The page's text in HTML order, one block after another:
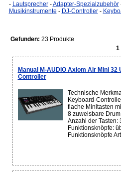
- Lautsprecher-Adapter-Spezialzubehör
Musikinstrumente - DJ-Controller-
Gefunden: 23 Produkte
1
Manual M-AUDIO Axiom Air Mini 32
Controller
Technische
Keyboard-
flache Minitasten
8 zuweisbare
Anzahl der Tasten:
Funktionsknöpfe:
Funktionsknöpfe